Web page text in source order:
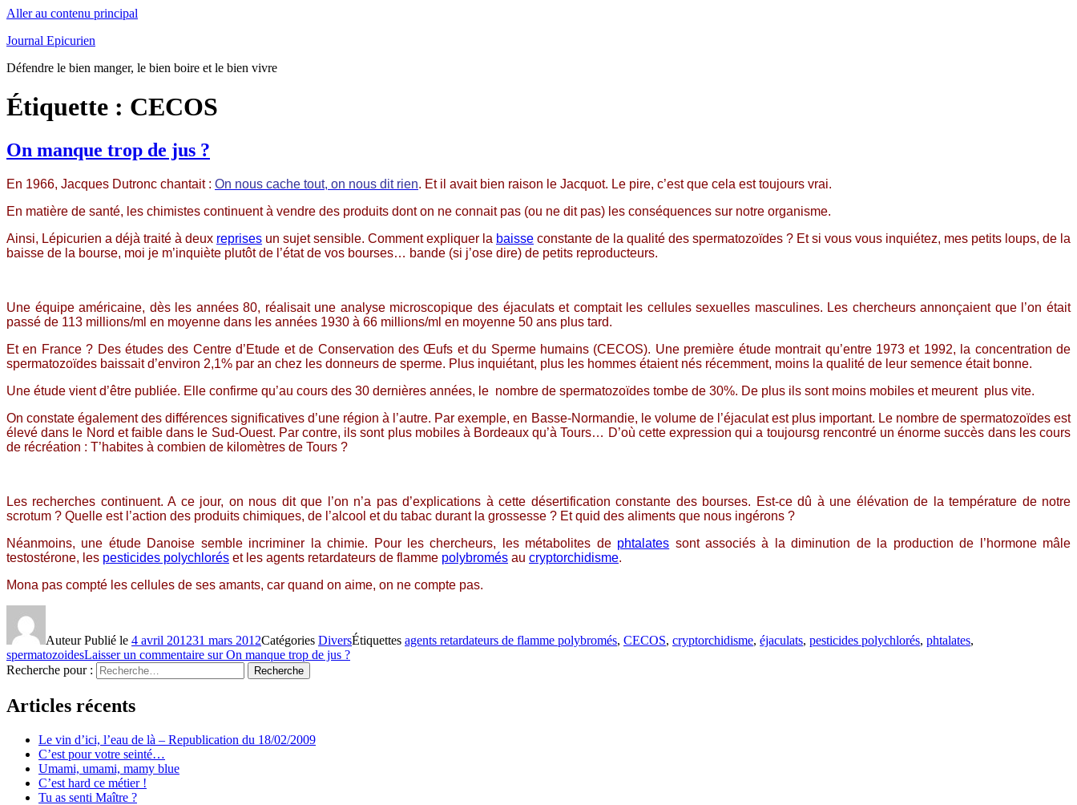
Aller au contenu principal
Journal Epicurien
Défendre le bien manger, le bien boire et le bien vivre
Étiquette : CECOS
On manque trop de jus ?
En 1966, Jacques Dutronc chantait : On nous cache tout, on nous dit rien. Et il avait bien raison le Jacquot. Le pire, c’est que cela est toujours vrai.
En matière de santé, les chimistes continuent à vendre des produits dont on ne connait pas (ou ne dit pas) les conséquences sur notre organisme.
Ainsi, Lépicurien a déjà traité à deux reprises un sujet sensible. Comment expliquer la baisse constante de la qualité des spermatozoïdes ? Et si vous vous inquiétez, mes petits loups, de la
baisse de la bourse, moi je m’inquiète plutôt de l’état de vos bourses… bande (si j’ose dire) de petits reproducteurs.
Une équipe américaine, dès les années 80, réalisait une analyse microscopique des éjaculats et comptait les cellules sexuelles masculines. Les chercheurs annonçaient que l’on était
passé de 113 millions/ml en moyenne dans les années 1930 à 66 millions/ml en moyenne 50 ans plus tard.
Et en France ? Des études des Centre d’Etude et de Conservation des Œufs et du Sperme humains (CECOS). Une première étude montrait qu’entre 1973 et 1992, la concentration de
spermatozoïdes baissait d’environ 2,1% par an chez les donneurs de sperme. Plus inquiétant, plus les hommes étaient nés récemment, moins la qualité de leur semence était bonne.
Une étude vient d’être publiée. Elle confirme qu’au cours des 30 dernières années, le nombre de spermatozoïdes tombe de 30%. De plus ils sont moins mobiles et meurent plus vite.
On constate également des différences significatives d’une région à l’autre. Par exemple, en Basse-Normandie, le volume de l’éjaculat est plus important. Le nombre de spermatozoïdes est
élevé dans le Nord et faible dans le Sud-Ouest. Par contre, ils sont plus mobiles à Bordeaux qu’à Tours… D’où cette expression qui a toujoursg rencontré un énorme succès dans les cours
de récréation : T’habites à combien de kilomètres de Tours ?
Les recherches continuent. A ce jour, on nous dit que l’on n’a pas d’explications à cette désertification constante des bourses. Est-ce dû à une élévation de la température de notre
scrotum ? Quelle est l’action des produits chimiques, de l’alcool et du tabac durant la grossesse ? Et quid des aliments que nous ingérons ?
Néanmoins, une étude Danoise semble incriminer la chimie. Pour les chercheurs, les métabolites de phtalates sont associés à la diminution de la production de l’hormone mâle
testostérone, les pesticides polychlorés et les agents retardateurs de flamme polybromés au cryptorchidisme.
Mona pas compté les cellules de ses amants, car quand on aime, on ne compte pas.
AuteurPublié le 4 avril 201231 mars 2012Catégories DiversÉtiquettes agents retardateurs de flamme polybromés, CECOS, cryptorchidisme, éjaculats, pesticides polychlorés, phtalates,
spermatozoidesLaisser un commentaire sur On manque trop de jus ?
Recherche pour :
Recherche
Articles récents
Le vin d’ici, l’eau de là – Republication du 18/02/2009
C’est pour votre seinté…
Umami, umami, mamy blue
C’est hard ce métier !
Tu as senti Maître ?